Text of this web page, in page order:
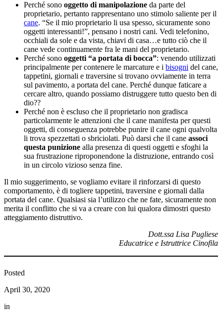
Perché sono oggetto di manipolazione da parte del
proprietario, pertanto rappresentano uno stimolo saliente per il
cane. “Se il mio proprietario li usa spesso, sicuramente sono
oggetti interessanti!”, pensano i nostri cani. Vedi telefonino,
occhiali da sole e da vista, chiavi di casa…e tutto ciò che il
cane vede continuamente fra le mani del proprietario.
Perché sono oggetti “a portata di bocca”: venendo utilizzati
principalmente per contenere le marcature e i bisogni del cane,
tappetini, giornali e traversine si trovano ovviamente in terra
sul pavimento, a portata del cane. Perché dunque faticare a
cercare altro, quando possiamo distruggere tutto questo ben di
dio??
Perché non è escluso che il proprietario non gradisca
particolarmente le attenzioni che il cane manifesta per questi
oggetti, di conseguenza potrebbe punire il cane ogni qualvolta
li trova spezzettati o sbriciolati. Può darsi che il cane associ
questa punizione alla presenza di questi oggetti e sfoghi la
sua frustrazione riproponendone la distruzione, entrando così
in un circolo vizioso senza fine.
Il mio suggerimento, se vogliamo evitare il rinforzarsi di questo
comportamento, è di togliere tappetini, traversine e giornali dalla
portata del cane. Qualsiasi sia l’utilizzo che ne fate, sicuramente non
merita il conflitto che si va a creare con lui qualora dimostri questo
atteggiamento distruttivo.
Dott.ssa Lisa Pugliese
Educatrice e Istruttrice Cinofila
Posted
April 30, 2020
in